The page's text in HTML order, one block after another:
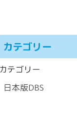
カテゴリー
カテゴリー